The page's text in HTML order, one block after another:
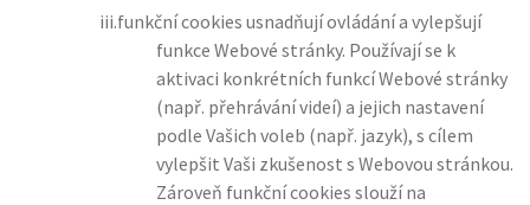
iii.funkční cookies usnadňují ovládání a vylepšují
funkce Webové stránky. Používají se k
aktivaci konkrétních funkcí Webové stránky
(např. přehrávání videí) a jejich nastavení
podle Vašich voleb (např. jazyk), s cílem
vylepšit Vaši zkušenost s Webovou stránkou.
Zároveň funkční cookies slouží na